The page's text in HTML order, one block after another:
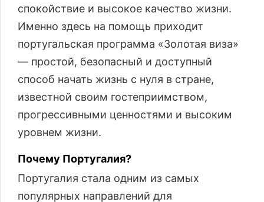
спокойствие и высокое качество жизни.
Именно здесь на помощь приходит
португальская программа «Золотая виза»
— простой, безопасный и доступный
способ начать жизнь с нуля в стране,
известной своим гостеприимством,
прогрессивными ценностями и высоким
уровнем жизни.
Почему Португалия?
Португалия стала одним из самых
популярных направлений для